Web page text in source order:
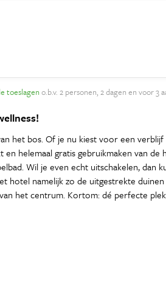
toeslageno.b.v. 2 personen, 2 dagen en voor 3
het bos. Of je nu kiest voor een
helemaal gratis gebruikmaken van
Wil je even echt uitschakelen,
namelijk zo de uitgestrekte
het centrum. Kortom: dé perfecte